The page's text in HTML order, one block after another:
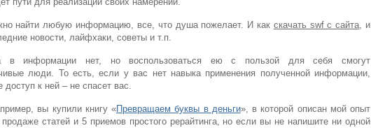
найти любую информацию, все, что душа пожелает. И как скачать swf с сайта, и
новости, лайфхаки, советы и т.п.
в информации нет, но воспользоваться ею с пользой для себя смогут
люди. То есть, если у вас нет навыка применения полученной информации,
доступ к ней – не спасет вас.
вы купили книгу «Превращаем буквы в деньги», в которой описан мой опыт
продаже статей и 5 приемов простого рерайтинга, но если вы не напишите ни одной